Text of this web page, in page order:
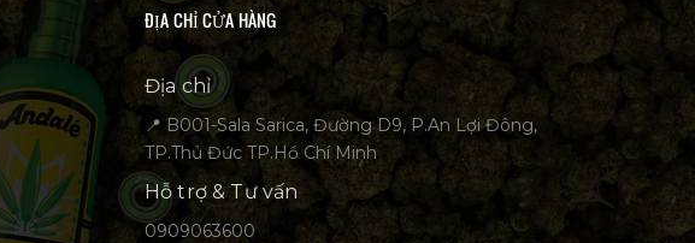
ĐỊA CHỈ CỬA HÀNG
Địa chỉ
📍 B001-Sala Sarica, Đường D9, P.An Lợi Đông,
TP.Thủ Đức TP.Hồ Chí Minh
Hỗ trợ & Tư vấn
0909063600